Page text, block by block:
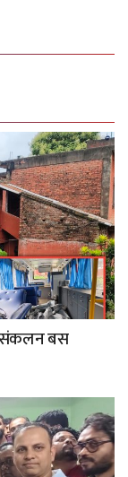
संकलन बस